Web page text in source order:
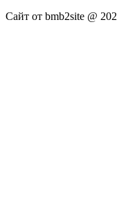
Сайт от bmb2site @